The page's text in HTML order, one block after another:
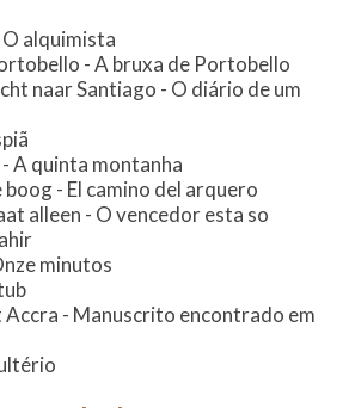
alquimista
- A bruxa de Portobello
naar Santiago - O diário de um
A quinta montanha
boog - El camino del arquero
alleen - O vencedor esta so
minutos
- Manuscrito encontrado em